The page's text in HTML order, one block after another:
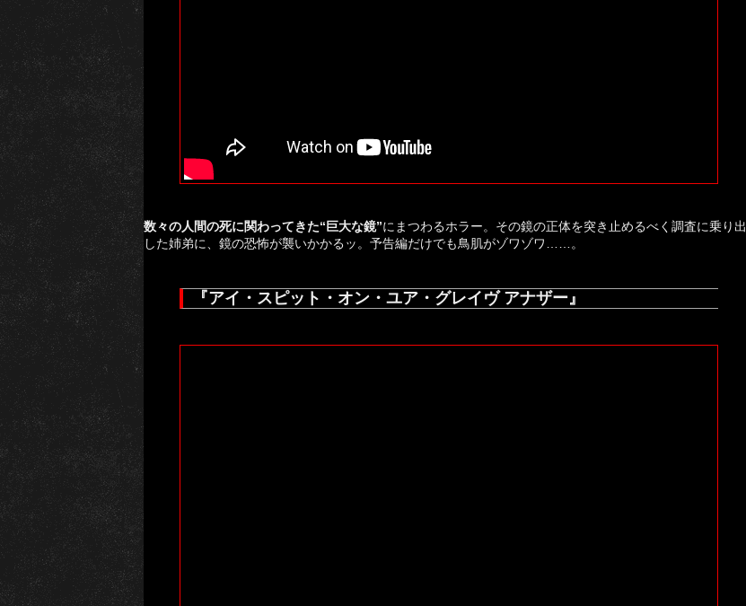
数々の人間の死に関わってきた“巨大な鏡”にまつわるホラー。その鏡の正体を突き止めるべく調査に乗り出
した姉弟に、鏡の恐怖が襲いかかるッ。予告編だけでも鳥肌がゾワゾワ……。
『アイ・スピット・オン・ユア・グレイヴ アナザー』